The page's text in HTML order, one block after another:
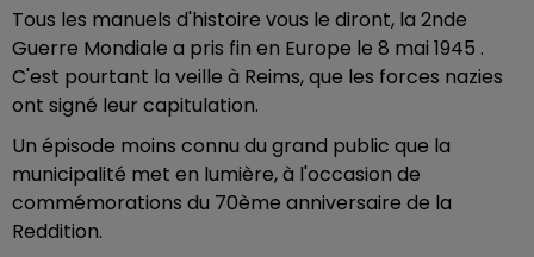
Tous les manuels d'histoire vous le diront, la 2nde
Guerre Mondiale a pris fin en Europe le 8 mai 1945 .
C'est pourtant la veille à Reims, que les forces nazies
ont signé leur capitulation.
Un épisode moins connu du grand public que la
municipalité met en lumière, à l'occasion de
commémorations du 70ème anniversaire de la
Reddition.